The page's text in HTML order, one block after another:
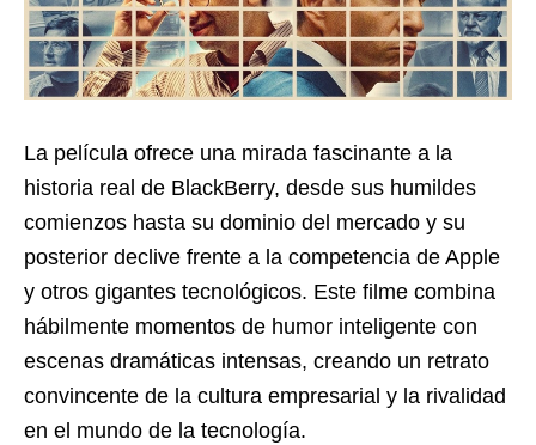
La película ofrece una mirada fascinante a la
historia real de BlackBerry, desde sus humildes
comienzos hasta su dominio del mercado y su
posterior declive frente a la competencia de Apple
y otros gigantes tecnológicos. Este filme combina
hábilmente momentos de humor inteligente con
escenas dramáticas intensas, creando un retrato
convincente de la cultura empresarial y la rivalidad
en el mundo de la tecnología.